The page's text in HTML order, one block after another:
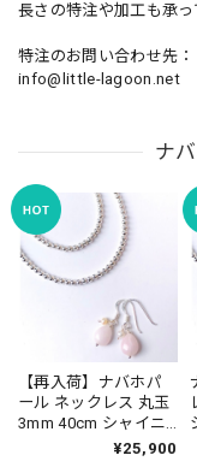
長さの特注や加工も承っ
特注のお問い合わせ先：
info@little-lagoon.net
ナ
【再入荷】ナバホパ
ール ネックレス 丸玉
3mm 40cm シャイニ
ー《Indian Jewelry》
¥25,900